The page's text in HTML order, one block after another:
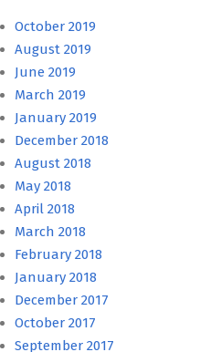
October 2019
August 2019
June 2019
March 2019
January 2019
December 2018
August 2018
May 2018
April 2018
March 2018
February 2018
January 2018
December 2017
October 2017
September 2017